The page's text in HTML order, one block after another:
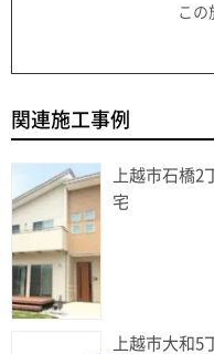
この
関連施工事例
上越市石橋2
宅
上越市大和5